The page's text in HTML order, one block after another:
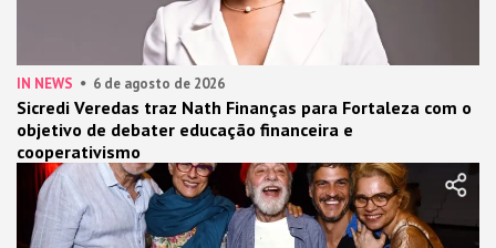
IN NEWS 6 de agosto de 2026
Sicredi Veredas traz Nath Finanças para Fortaleza com o
objetivo de debater educação financeira e
cooperativismo